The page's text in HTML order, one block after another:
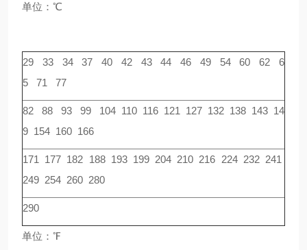
单位：℃
29 33 34 37 40 42 43 44 46 49 54 60 62 6
5 71 77
82 88 93 99 104 110 116 121 127 132 138 143 14
9 154 160 166
171 177 182 188 193 199 204 210 216 224 232 241
249 254 260 280
290
单位：℉